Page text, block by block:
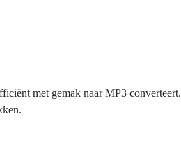
met gemak naar MP3